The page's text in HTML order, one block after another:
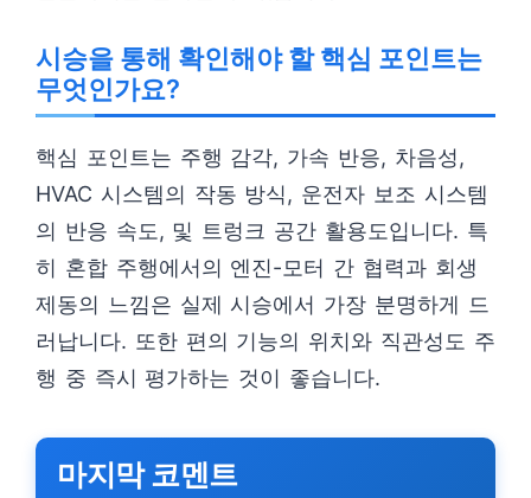
시승을 통해 확인해야 할 핵심 포인트는
무엇인가요?
핵심 포인트는 주행 감각, 가속 반응, 차음성,
HVAC 시스템의 작동 방식, 운전자 보조 시스템
의 반응 속도, 및 트렁크 공간 활용도입니다. 특
히 혼합 주행에서의 엔진-모터 간 협력과 회생
제동의 느낌은 실제 시승에서 가장 분명하게 드
러납니다. 또한 편의 기능의 위치와 직관성도 주
행 중 즉시 평가하는 것이 좋습니다.
마지막 코멘트